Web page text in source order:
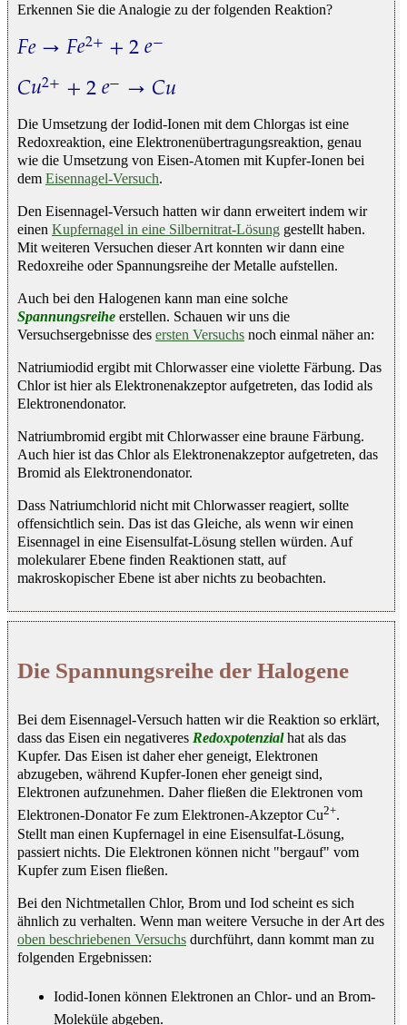
Erkennen Sie die Analogie zu der folgenden Reaktion?
𝐹𝑒→𝐹𝑒2++2𝑒−
Fe →F e2++ 2 e −
𝐶𝑢2++2𝑒−→𝐶𝑢
Cu2+ +2 e−→ Cu
Die Umsetzung der Iodid-Ionen mit dem Chlorgas ist eine
Redoxreaktion, eine Elektronenübertragungsreaktion, genau
wie die Umsetzung von Eisen-Atomen mit Kupfer-Ionen bei
dem Eisennagel-Versuch.
Den Eisennagel-Versuch hatten wir dann erweitert indem wir
einen Kupfernagel in eine Silbernitrat-Lösung gestellt haben.
Mit weiteren Versuchen dieser Art konnten wir dann eine
Redoxreihe oder Spannungsreihe der Metalle aufstellen.
Auch bei den Halogenen kann man eine solche
Spannungsreihe erstellen. Schauen wir uns die
Versuchsergebnisse des ersten Versuchs noch einmal näher an:
Natriumiodid ergibt mit Chlorwasser eine violette Färbung. Das
Chlor ist hier als Elektronenakzeptor aufgetreten, das Iodid als
Elektronendonator.
Natriumbromid ergibt mit Chlorwasser eine braune Färbung.
Auch hier ist das Chlor als Elektronenakzeptor aufgetreten, das
Bromid als Elektronendonator.
Dass Natriumchlorid nicht mit Chlorwasser reagiert, sollte
offensichtlich sein. Das ist das Gleiche, als wenn wir einen
Eisennagel in eine Eisensulfat-Lösung stellen würden. Auf
molekularer Ebene finden Reaktionen statt, auf
makroskopischer Ebene ist aber nichts zu beobachten.
Die Spannungsreihe der Halogene
Bei dem Eisennagel-Versuch hatten wir die Reaktion so erklärt,
dass das Eisen ein negativeres Redoxpotenzialhat als das
Kupfer. Das Eisen ist daher eher geneigt, Elektronen
abzugeben, während Kupfer-Ionen eher geneigt sind,
Elektronen aufzunehmen. Daher fließen die Elektronen vom
Elektronen-Donator Fe zum Elektronen-Akzeptor Cu2+.
Stellt man einen Kupfernagel in eine Eisensulfat-Lösung,
passiert nichts. Die Elektronen können nicht "bergauf" vom
Kupfer zum Eisen fließen.
Bei den Nichtmetallen Chlor, Brom und Iod scheint es sich
ähnlich zu verhalten. Wenn man weitere Versuche in der Art des
oben beschriebenen Versuchs durchführt, dann kommt man zu
folgenden Ergebnissen:
Iodid-Ionen können Elektronen an Chlor- und an Brom-
Moleküle abgeben.